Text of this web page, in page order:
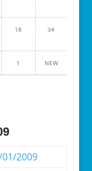
18 34
1 NEW
2009